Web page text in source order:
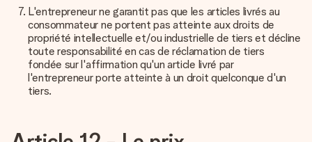
L'entrepreneur ne garantit pas que les articles livrés au
consommateur ne portent pas atteinte aux droits de
propriété intellectuelle et/ou industrielle de tiers et décline
toute responsabilité en cas de réclamation de tiers
fondée sur l'affirmation qu'un article livré par
l'entrepreneur porte atteinte à un droit quelconque d'un
tiers.